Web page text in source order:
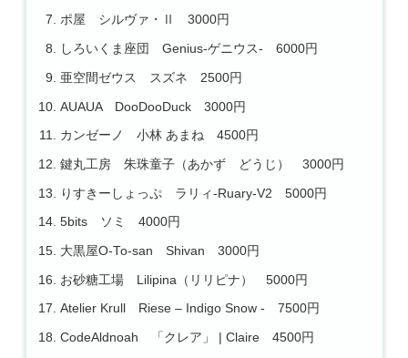
ポ屋 シルヴァ・Ⅱ 3000円
しろいくま座団 Genius-ゲニウス- 6000円
亜空間ゼウス スズネ 2500円
AUAUA DooDooDuck 3000円
カンゼーノ 小林 あまね 4500円
鍵丸工房 朱珠童子（あかず どうじ） 3000円
りすきーしょっぷ ラリィ-Ruary-V2 5000円
5bits ソミ 4000円
大黒屋O-To-san Shivan 3000円
お砂糖工場 Lilipina（リリピナ） 5000円
Atelier Krull Riese – Indigo Snow - 7500円
CodeAldnoah 「クレア」 | Claire 4500円